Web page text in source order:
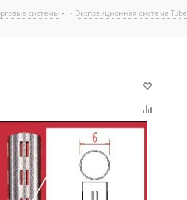
системы - Экспозиционная система Tube